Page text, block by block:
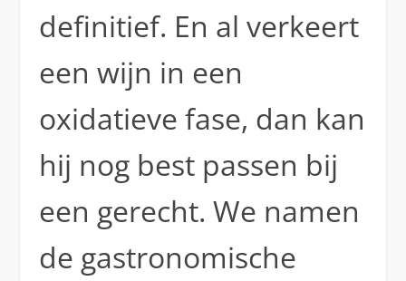
definitief. En al verkeert
een wijn in een
oxidatieve fase, dan kan
hij nog best passen bij
een gerecht. We namen
de gastronomische